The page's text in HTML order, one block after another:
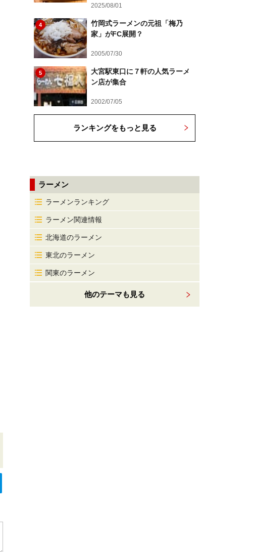
2025/08/01
4
竹岡式ラーメンの元祖「梅乃
家」がFC展開？
2005/07/30
5
大宮駅東口に７軒の人気ラーメ
ン店が集合
2002/07/05
ランキングをもっと見る
ラーメン
ラーメンランキング
ラーメン関連情報
北海道のラーメン
東北のラーメン
関東のラーメン
他のテーマも見る